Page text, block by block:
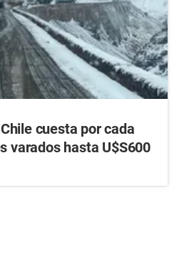
cuesta por cada
varados hasta U$S600